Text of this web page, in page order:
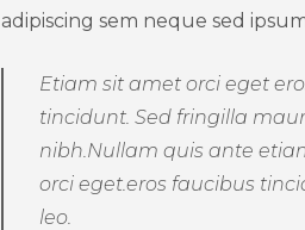
adipiscing sem neque sed
Etiam sit amet orci eget
tincidunt. Sed fringilla
nibh.Nullam quis ante
orci eget.eros faucibus
leo.